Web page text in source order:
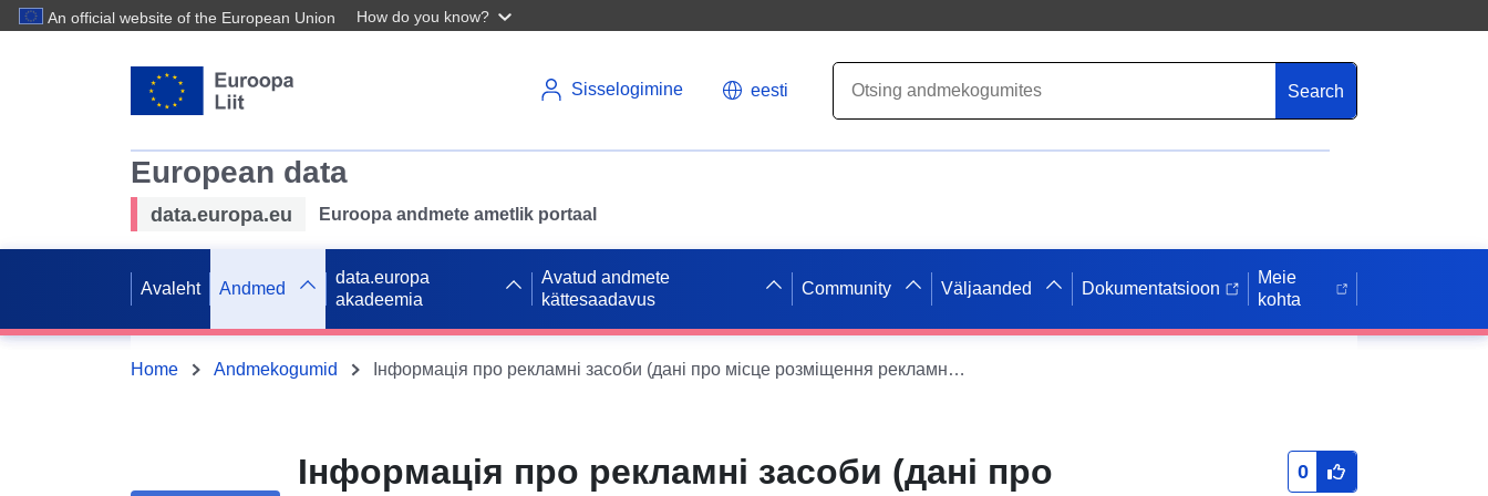
An official website of the European Union How do you know?
Sisselogimine eesti Search
European data
data.europa.eu Euroopa andmete ametlik portaal
Avaleht Andmed
data.europa
akadeemia
Avatud andmete
kättesaadavus
Community Väljaanded Dokumentatsioon
Meie
kohta
Home Andmekogumid Інформація про рекламні засоби (дані про місце розміщення рекламного засобу, його вид і розміри, найменування розповсюджувача зовнішньої реклами, номер телефону розміщувача реклами, адреса електронної пошти, дата видачі дозволу та строк його дії, номер і дата укладення договору, якщо місце розміщення рекламного засобу належить до комунальної власності)
Інформація про рекламні засоби (дані про
0